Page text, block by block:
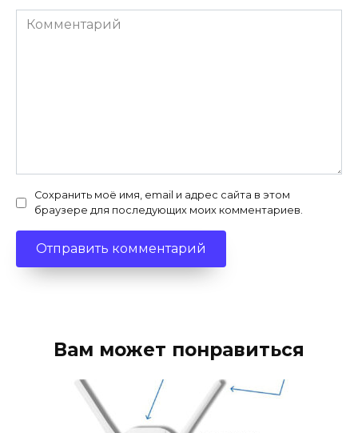
Комментарий
Сохранить моё имя, email и адрес сайта в этом
браузере для последующих моих комментариев.
Вам может понравиться